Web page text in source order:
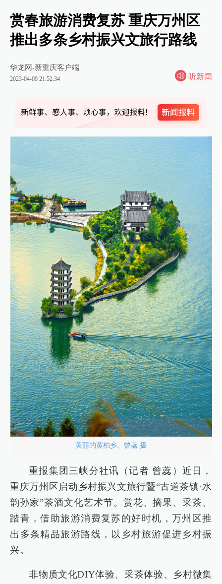
赏春旅游消费复苏 重庆万州区
推出多条乡村振兴文旅行路线
华龙网-新重庆客户端
2023-04-09 21:52:34 听新闻
美丽的黄柏乡。曾蕊 摄
重报集团三峡分社讯（记者 曾蕊）近日，
重庆万州区启动乡村振兴文旅行暨“古道茶镇·水
韵孙家”茶酒文化艺术节。赏花、摘果、采茶、
踏青，借助旅游消费复苏的好时机，万州区推
出多条精品旅游路线，以乡村旅游促进乡村振
兴。
非物质文化DIY体验、采茶体验、乡村微集